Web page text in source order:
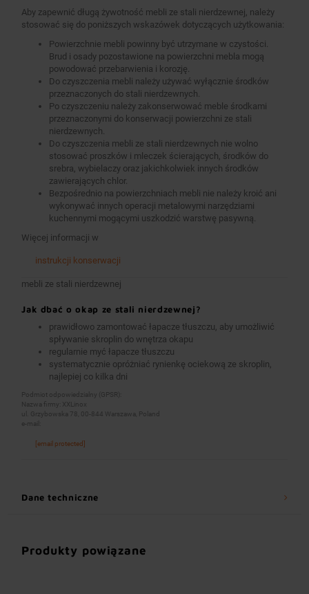
Aby zapewnić długą żywotność mebli ze stali nierdzewnej, należy
stosować się do poniższych wskazówek dotyczących użytkowania:
Powierzchnie mebli powinny być utrzymane w czystości.
Brud i osady pozostawione na powierzchni mebla mogą
powodować przebarwienia i korozję.
Do czyszczenia mebli należy używać wyłącznie środków
przeznaczonych do stali nierdzewnych.
Po czyszczeniu należy zakonserwować meble środkami
przeznaczonymi do konserwacji powierzchni ze stali
nierdzewnych.
Do czyszczenia mebli ze stali nierdzewnych nie wolno
stosować proszków i mleczek ścierających, środków do
srebra, wybielaczy oraz jakichkolwiek innych środków
zawierających chlor.
Bezpośrednio na powierzchniach mebli nie należy kroić ani
wykonywać innych operacji metalowymi narzędziami
kuchennymi mogącymi uszkodzić warstwę pasywną.
Więcej informacji w
instrukcji konserwacji
mebli ze stali nierdzewnej
Jak dbać o okap ze stali nierdzewnej?
prawidłowo zamontować łapacze tłuszczu, aby umożliwić
spływanie skroplin do wnętrza okapu
regularnie myć łapacze tłuszczu
systematycznie opróżniać rynienkę ociekową ze skroplin,
najlepiej co kilka dni
Podmiot odpowiedzialny (GPSR):
Nazwa firmy: XXLinox
ul. Grzybowska 78, 00-844 Warszawa, Poland
e-mail:
[email protected]
Dane techniczne
Produkty powiązane